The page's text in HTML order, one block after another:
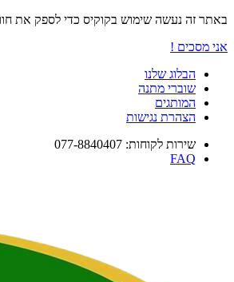
באתר זה נעשה שימוש בקוקיס כדי לספק את
אני מסכים !
הבלוג שלנו
שוברי מתנה
המותגים
הצהרת נגישות
שירות לקוחות: 077-8840407
FAQ